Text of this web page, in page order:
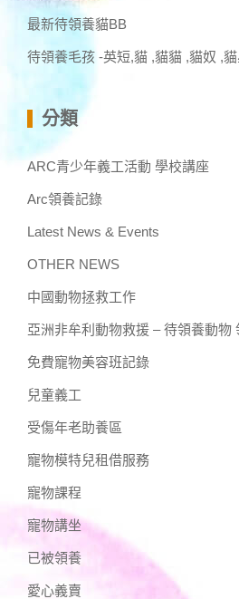
最新待領養貓BB
待領養毛孩 -英短,貓 ,貓貓 ,貓奴 ,
分類
ARC青少年義工活動 學校講座
Arc領養記錄
Latest News & Events
OTHER NEWS
中國動物拯救工作
亞洲非牟利動物救援 – 待領養動物
免費寵物美容班記錄
兒童義工
受傷年老助養區
寵物模特兒租借服務
寵物課程
寵物講坐
已被領養
愛心義賣